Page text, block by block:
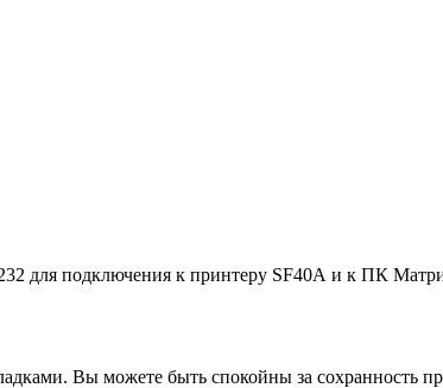
для подключения к принтеру SF40А и к ПК
Вы можете быть спокойны за сохранность